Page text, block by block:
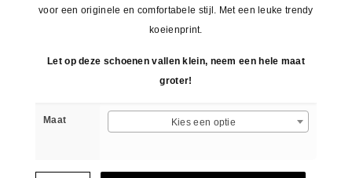
voor een originele en comfortabele stijl. Met een leuke trendy
koeienprint.
Let op deze schoenen vallen klein, neem een hele maat
groter!
Maat Kies een optie